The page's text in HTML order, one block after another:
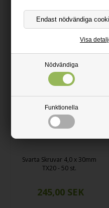
Nödvändiga
Funktionella
Visa
Svarta Skruvar 4,0 x 30mm
TX20 - 50 st.